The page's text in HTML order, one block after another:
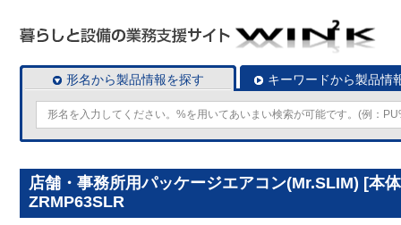
形名から製品情報を探す キーワードから製品情
店舗・事務所用パッケージエアコン(Mr.SLIM) [本
ZRMP63SLR